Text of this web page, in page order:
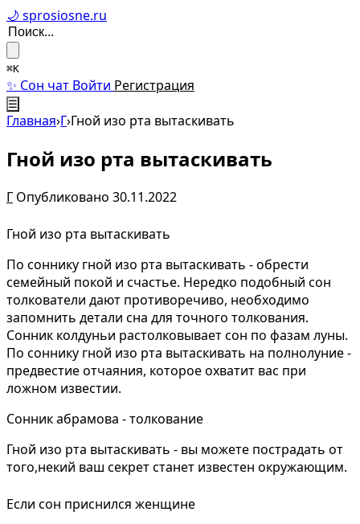
🌙 sprosiosne.ru
⌘K
✨ Сон чат Войти Регистрация
☰
Главная›Г›Гной изо рта вытаскивать
Гной изо рта вытаскивать
Г Опубликовано 30.11.2022
Гной изо рта вытаскивать
По соннику гной изо рта вытаскивать - обрести
семейный покой и счастье. Нередко подобный сон
толкователи дают противоречиво, необходимо
запомнить детали сна для точного толкования.
Сонник колдуньи растолковывает сон по фазам луны.
По соннику гной изо рта вытаскивать на полнолуние -
предвестие отчаяния, которое охватит вас при
ложном известии.
Сонник абрамова - толкование
Гной изо рта вытаскивать - вы можете пострадать от
того,некий ваш секрет станет известен окружающим.
Если сон приснился женщине